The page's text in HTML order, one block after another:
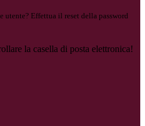
utente? Effettua il reset della password
la casella di posta elettronica!